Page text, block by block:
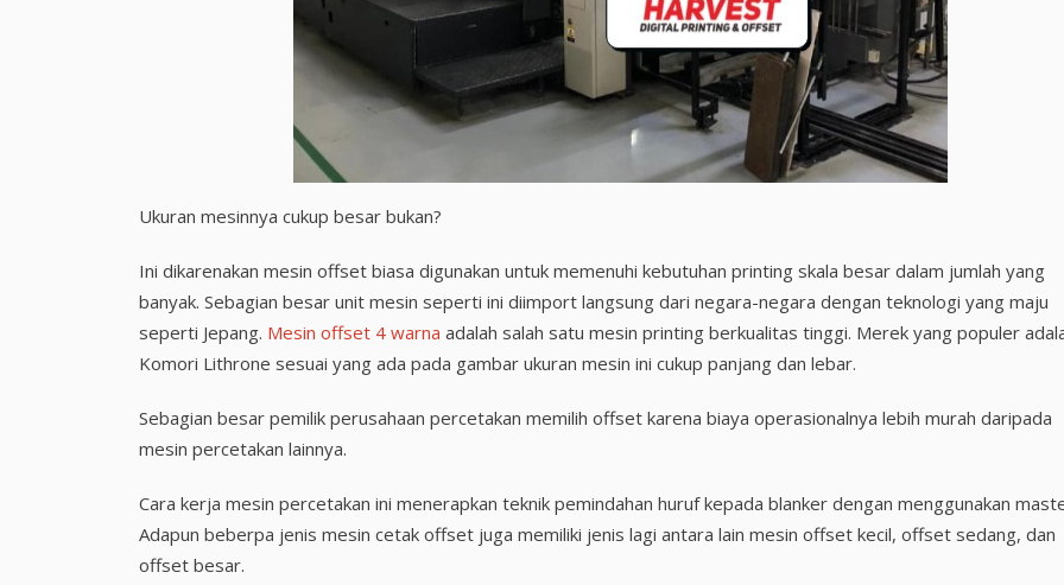
Ukuran mesinnya cukup besar bukan?
Ini dikarenakan mesin offset biasa digunakan untuk memenuhi kebutuhan printing skala besar dalam jumlah yang
banyak. Sebagian besar unit mesin seperti ini diimport langsung dari negara-negara dengan teknologi yang maju
seperti Jepang. Mesin offset 4 warna adalah salah satu mesin printing berkualitas tinggi. Merek yang populer
Komori Lithrone sesuai yang ada pada gambar ukuran mesin ini cukup panjang dan lebar.
Sebagian besar pemilik perusahaan percetakan memilih offset karena biaya operasionalnya lebih murah daripada
mesin percetakan lainnya.
Cara kerja mesin percetakan ini menerapkan teknik pemindahan huruf kepada blanker dengan menggunakan
Adapun beberpa jenis mesin cetak offset juga memiliki jenis lagi antara lain mesin offset kecil, offset sedang, dan
offset besar.